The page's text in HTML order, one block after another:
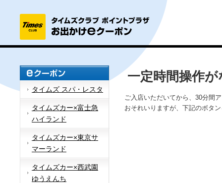
タイムズ スパ・レスタ
タイムズカー×富士急
ハイランド
タイムズカー×東京サ
マーランド
タイムズカー×西武園
ゆうえんち
一定時間操作
ご入店いただいてから、30分間
おそれいりますが、下記のボタ